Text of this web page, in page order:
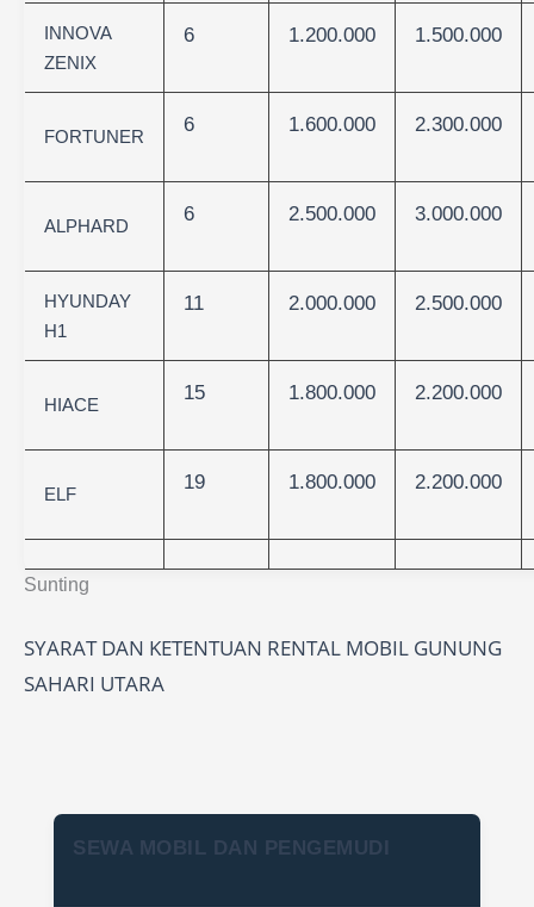
Sunting
INNOVA
ZENIX
6 1.200.000 1.500.000
FORTUNER
6 1.600.000 2.300.000
ALPHARD
6 2.500.000 3.000.000
HYUNDAY
H1
11 2.000.000 2.500.000
HIACE
15 1.800.000 2.200.000
ELF
19 1.800.000 2.200.000
SYARAT DAN KETENTUAN RENTAL MOBIL GUNUNG
SAHARI UTARA
SEWA MOBIL DAN PENGEMUDI